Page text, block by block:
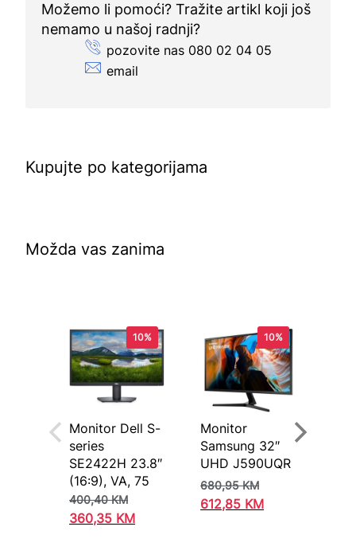
Možemo li pomoći? Tražite artikl koji još
nemamo u našoj radnji?
pozovite nas 080 02 04 05
email
Kupujte po kategorijama
Možda vas zanima
10%
Monitor Dell S-
series
SE2422H 23.8″
(16:9), VA, 75
400,40KM
360,35 KM
10%
Monitor
Samsung 32″
UHD J590UQR
680,95KM
612,85 KM